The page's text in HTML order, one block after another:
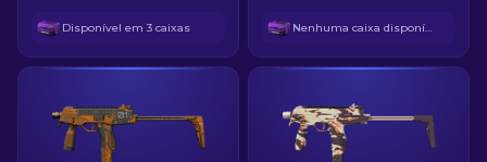
Disponível em 3 caixas Nenhuma caixa disponível